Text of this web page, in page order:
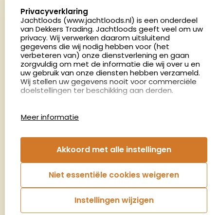
Nederland
4.8
2879 beoordelingen
Openingstijden
Dinsdag en donderdag: 13:00 - 17:00 én 18:00 - 21:00
uur
Afspraak maken
Nieuwsbrief
€5,- kortingsbon voor uw volgende bestelling.
Blijf op de hoogte van het laatste nieuws
select language
Privacyverklaring
Jachtloods (www.jachtloods.nl) is een onderdeel
van Dekkers Trading. Jachtloods geeft veel om uw
privacy. Wij verwerken daarom uitsluitend
gegevens die wij nodig hebben voor (het
verbeteren van) onze dienstverlening en gaan
zorgvuldig om met de informatie die wij over u en
uw gebruik van onze diensten hebben verzameld.
Wij stellen uw gegevens nooit voor commerciële
doelstellingen ter beschikking aan derden.
gebruiken en hoe effectief de Adwords-
advertenties van Dekkers trading bij Google
zoekresultaatpagina’s zijn. De aldus verkregen
informatie wordt, met inbegrip van het adres van
uw computer (IP-adres), overgebracht naar en
door Google opgeslagen op servers in de
Verenigde Staten. Lees het privacybeleid van
Google voor meer informatie. U treft ook het
Meer informatie
Akkoord met alle instellingen
Niet essentiële cookies weigeren
Instellingen wijzigen